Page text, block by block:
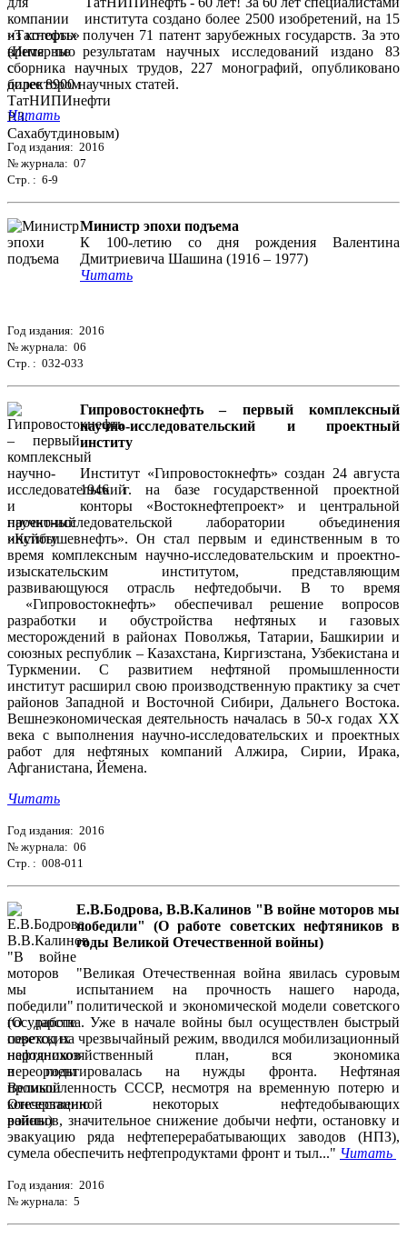
института создано более 2500 изобретений, на 15
из которых получен 71 патент зарубежных государств. За это
время по результатам научных исследований издано 83
сборника научных трудов, 227 монографий, опубликовано
более 8900 научных статей.
Читать
Год издания: 2016
№ журнала: 07
Стр. : 6-9
Министр эпохи подъема
К 100-летию со дня рождения Валентина
Дмитриевича Шашина (1916 – 1977)
Читать
Год издания: 2016
№ журнала: 06
Стр. : 032-033
Гипровостокнефть – первый комплексный
научно-исследовательский и проектный
институ
Институт «Гипровостокнефть» создан 24 августа
1946 г. на базе государственной проектной
конторы «Востокнефтепроект» и центральной
научно-исследовательской лаборатории объединения
«Куйбышевнефть». Он стал первым и единственным в то
время комплексным научно-исследовательским и проектно-
изыскательским институтом, представляющим
развивающуюся отрасль нефтедобычи. В то время
«Гипровостокнефть» обеспечивал решение вопросов
разработки и обустройства нефтяных и газовых
месторождений в районах Поволжья, Татарии, Башкирии и
союзных республик – Казахстана, Киргизстана, Узбекистана и
Туркмении. С развитием нефтяной промышленности
институт расширил свою производственную практику за счет
районов Западной и Восточной Сибири, Дальнего Востока.
Вешнеэкономическая деятельность началась в 50-х годах ХХ
века с выполнения научно-исследовательских и проектных
работ для нефтяных компаний Алжира, Сирии, Ирака,
Афганистана, Йемена.
Читать
Год издания: 2016
№ журнала: 06
Стр. : 008-011
Е.В.Бодрова, В.В.Калинов "В войне моторов мы
победили" (О работе советских нефтяников в
годы Великой Отечественной войны)
"Великая Отечественная война явилась суровым
испытанием на прочность нашего народа,
политической и экономической модели советского
государства. Уже в начале войны был осуществлен быстрый
переход на чрезвычайный режим, вводился мобилизационный
народнохозяйственный план, вся экономика
переориентировалась на нужды фронта. Нефтяная
промышленность СССР, несмотря на временную потерю и
консервацию некоторых нефтедобывающих
районов, значительное снижение добычи нефти, остановку и
эвакуацию ряда нефтеперерабатывающих заводов (НПЗ),
сумела обеспечить нефтепродуктами фронт и тыл..." Читать
Год издания: 2016
№ журнала: 5